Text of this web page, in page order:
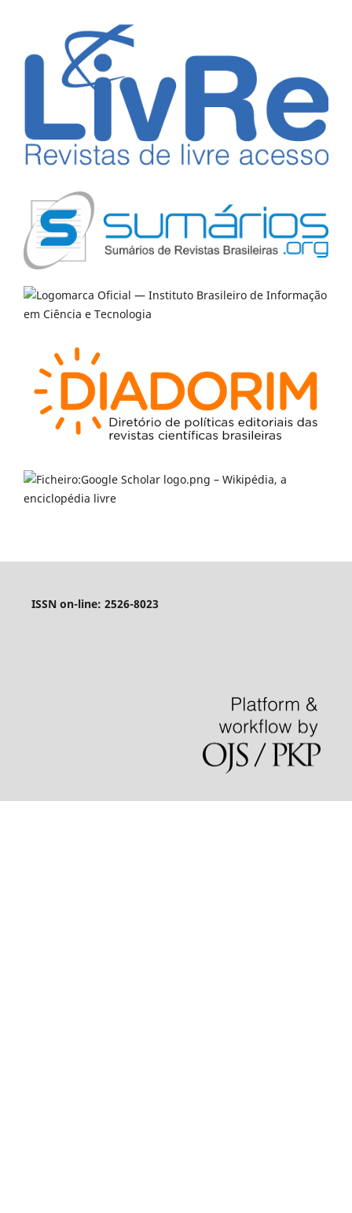
ISSN on-line: 2526-8023